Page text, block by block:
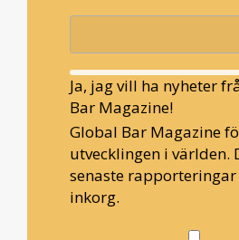
Ja, jag vill ha nyheter
Bar Magazine!
Global Bar Magazine
utvecklingen i världen.
senaste
inkorg.